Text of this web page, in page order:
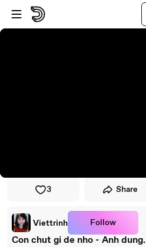
Skip to player
Skip to main content
3 Share
Viettrinh Follow
Con chut gi de nho - Anh dung.